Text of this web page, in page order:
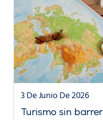
Turismo sin
3 De Junio De 2026